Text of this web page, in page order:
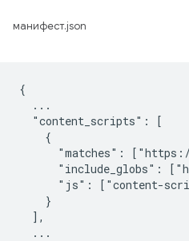
манифест.json
{
  ...
  "content_scripts": [
    {
"matches":
"include_globs":
"js": ["content-
    }
  ],
  ...